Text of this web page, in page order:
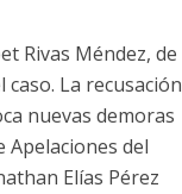
Rivas Méndez, de
La recusación
nuevas demoras
del
Elías Pérez